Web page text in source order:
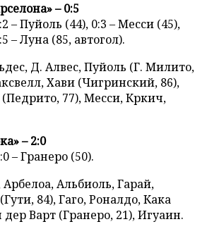
– 0:5
– Пуйоль (44), 0:3 – Месси (45),
– Луна (85, автогол).
Д. Алвес, Пуйоль (Г. Милито,
Хави (Чигринский, 86),
(Педрито, 77), Месси, Кркич,
– 2:0
– Гранеро (50).
Арбелоа, Альбиоль, Гарай,
84), Гаго, Роналдо, Кака
дер Варт (Гранеро, 21), Игуаин.